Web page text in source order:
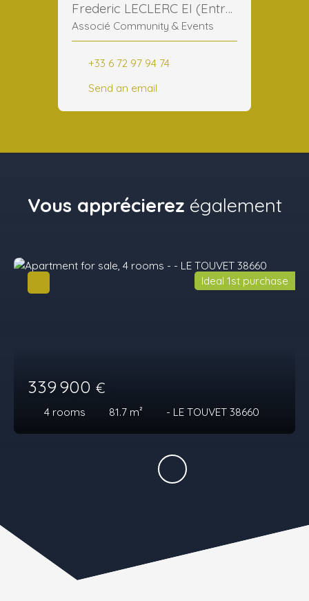
Frederic LECLERC EI (Entreprise Individuelle)
Associé Community & Events
+33 6 72 97 94 74
Send an email
Vous apprécierez également
339 900 €
4 rooms 81.7 m² - LE TOUVET 38660
Ideal 1st purchase